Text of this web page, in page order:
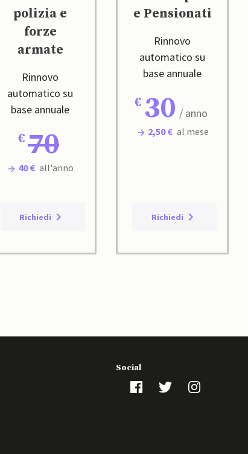
polizia e
forze
armate
Rinnovo
automatico su
base annuale
70
40 € all'anno
Richiedi
e Pensionati
Rinnovo
automatico su
base annuale
30 / anno
2,50 € al mese
Richiedi
Social